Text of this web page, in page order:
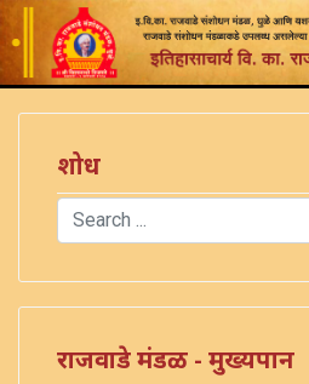
शोध
Search
राजवाडे मंडळ - मुख्यपान